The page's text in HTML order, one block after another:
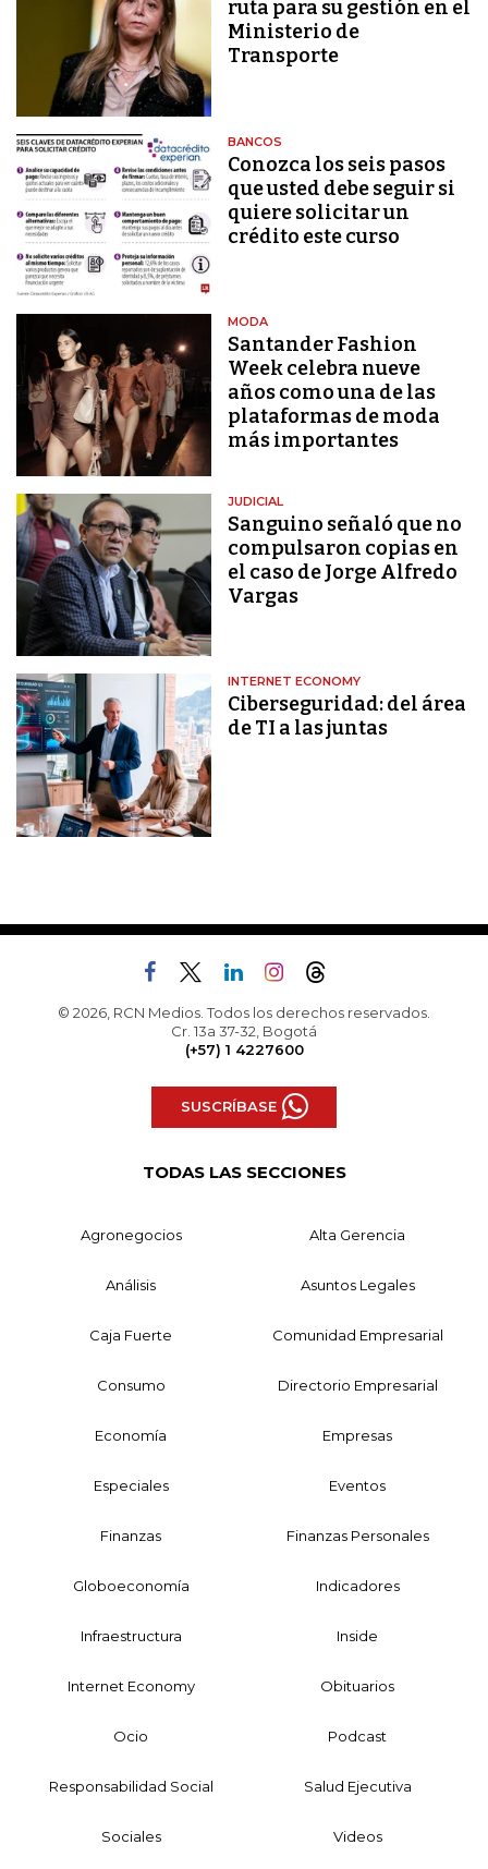
ruta para su gestión en el
Ministerio de
Transporte
BANCOS
Conozca los seis pasos
que usted debe seguir si
quiere solicitar un
crédito este curso
MODA
Santander Fashion
Week celebra nueve
años como una de las
plataformas de moda
más importantes
JUDICIAL
Sanguino señaló que no
compulsaron copias en
el caso de Jorge Alfredo
Vargas
INTERNET ECONOMY
Ciberseguridad: del área
de TI a las juntas
© 2026, RCN Medios. Todos los derechos reservados.
Cr. 13a 37-32, Bogotá
(+57) 1 4227600
SUSCRÍBASE
TODAS LAS SECCIONES
Agronegocios Alta Gerencia
Análisis Asuntos Legales
Caja Fuerte Comunidad Empresarial
Consumo Directorio Empresarial
Economía Empresas
Especiales Eventos
Finanzas Finanzas Personales
Globoeconomía Indicadores
Infraestructura Inside
Internet Economy Obituarios
Ocio Podcast
Responsabilidad Social Salud Ejecutiva
Sociales Videos